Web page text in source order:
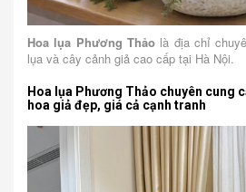
Hoa lụa Phương Thảo là địa chỉ
lụa và cây cảnh giả cao cấp tại Hà Nội.
Hoa lụa Phương Thảo chuyên cung
hoa giả đẹp, giá cả cạnh tranh